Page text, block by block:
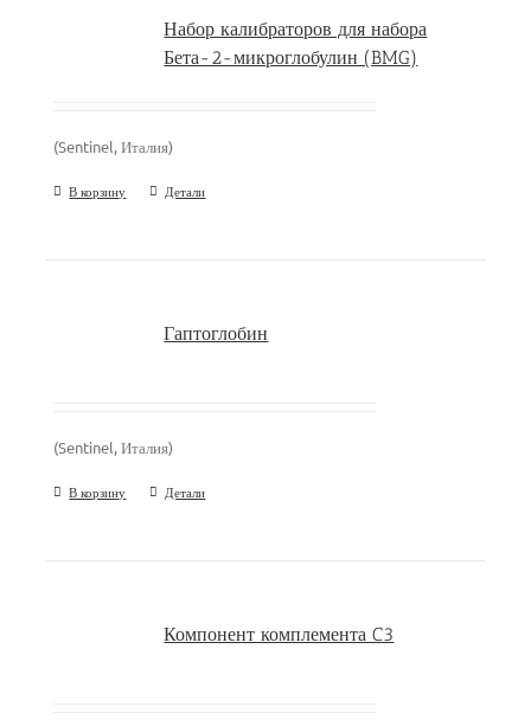
Набор калибраторов для набора
Бета-2-микроглобулин (BMG)
(Sentinel, Италия)
В корзину Детали
Гаптоглобин
(Sentinel, Италия)
В корзину Детали
Компонент комплемента C3